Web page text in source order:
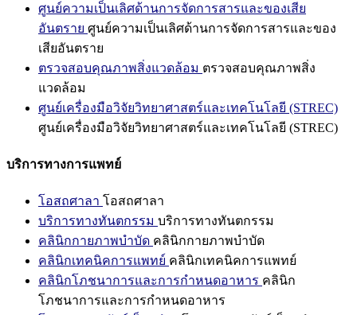
ศูนย์ความเป็นเลิศด้านการจัดการสารและของเสีย
อันตราย ศูนย์ความเป็นเลิศด้านการจัดการสารและของ
เสียอันตราย
ตรวจสอบคุณภาพสิ่งแวดล้อม ตรวจสอบคุณภาพสิ่ง
แวดล้อม
ศูนย์เครื่องมือวิจัยวิทยาศาสตร์และเทคโนโลยี (STREC)
ศูนย์เครื่องมือวิจัยวิทยาศาสตร์และเทคโนโลยี (STREC)
บริการทางการแพทย์
โอสถศาลา โอสถศาลา
บริการทางทันตกรรม บริการทางทันตกรรม
คลินิกกายภาพบำบัด คลินิกกายภาพบำบัด
คลินิกเทคนิคการแพทย์ คลินิกเทคนิคการแพทย์
คลินิกโภชนาการและการกำหนดอาหาร คลินิก
โภชนาการและการกำหนดอาหาร